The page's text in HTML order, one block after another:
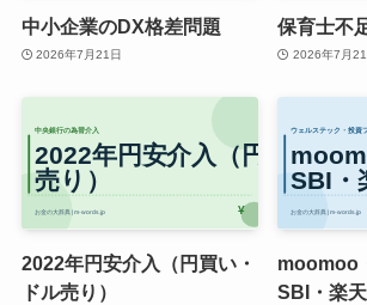
中小企業のDX格差問題
2026年7月21日
保育士不
2026年7月21
2022年円安介入（円買い・
ドル売り）
moomoo
SBI・楽天